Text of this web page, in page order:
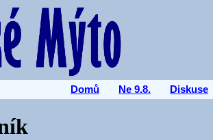
Domů Ne 9.8. Diskuse